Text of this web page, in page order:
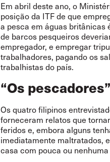
Em abril deste ano, o
posição da ITF de que
a pesca em águas britânicas
de barcos pesqueiros
empregador, e empregar
trabalhadores, pagando os
trabalhistas do país.
“Os pescadores”
Os quatro filipinos
forneceram relatos que
feridos e, embora alguns
imediatamente maltratados,
casa com pouca ou